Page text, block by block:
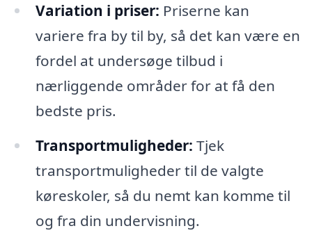
Variation i priser: Priserne kan
variere fra by til by, så det kan være en
fordel at undersøge tilbud i
nærliggende områder for at få den
bedste pris.
Transportmuligheder: Tjek
transportmuligheder til de valgte
køreskoler, så du nemt kan komme til
og fra din undervisning.